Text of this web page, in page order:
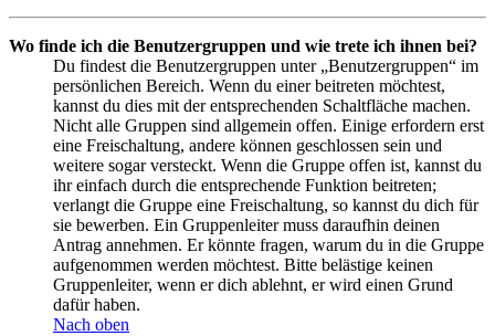
Wo finde ich die Benutzergruppen und wie trete ich ihnen bei?
Du findest die Benutzergruppen unter „Benutzergruppen“ im
persönlichen Bereich. Wenn du einer beitreten möchtest,
kannst du dies mit der entsprechenden Schaltfläche machen.
Nicht alle Gruppen sind allgemein offen. Einige erfordern erst
eine Freischaltung, andere können geschlossen sein und
weitere sogar versteckt. Wenn die Gruppe offen ist, kannst du
ihr einfach durch die entsprechende Funktion beitreten;
verlangt die Gruppe eine Freischaltung, so kannst du dich für
sie bewerben. Ein Gruppenleiter muss daraufhin deinen
Antrag annehmen. Er könnte fragen, warum du in die Gruppe
aufgenommen werden möchtest. Bitte belästige keinen
Gruppenleiter, wenn er dich ablehnt, er wird einen Grund
dafür haben.
Nach oben